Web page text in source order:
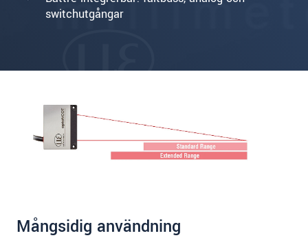
switchutgångar
Mångsidig användning